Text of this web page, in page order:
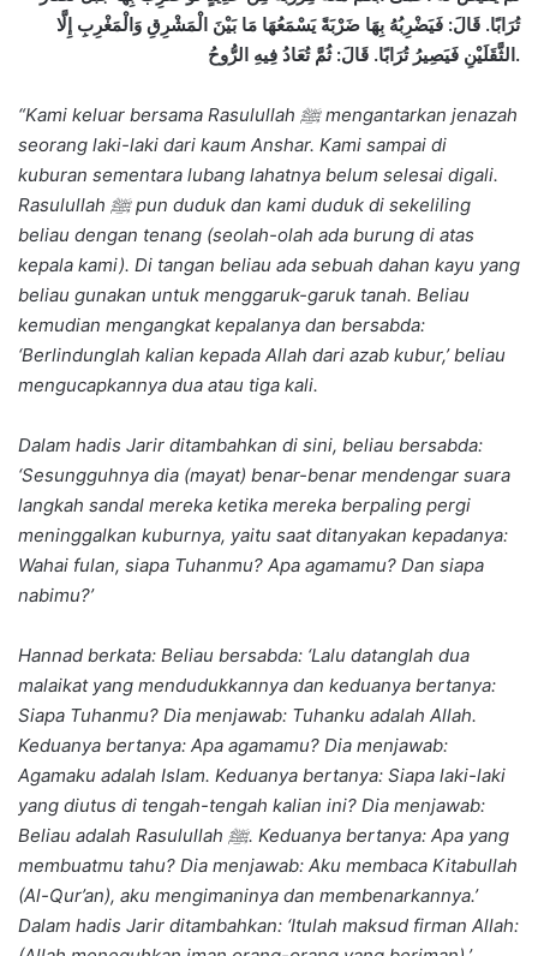
تُرَابًا. قَالَ: فَيَضْرِبُهُ بِهَا ضَرْبَةً يَسْمَعُهَا مَا بَيْنَ الْمَشْرِقِ وَالْمَغْرِبِ إِلَّا
الثَّقَلَيْنِ فَيَصِيرُ تُرَابًا. قَالَ: ثُمَّ تُعَادُ فِيهِ الرُّوحُ.
“Kami keluar bersama Rasulullah ﷺmengantarkan jenazah
seorang laki-laki dari kaum Anshar. Kami sampai di
kuburan sementara lubang lahatnya belum selesai digali.
Rasulullah ﷺpun duduk dan kami duduk di sekeliling
beliau dengan tenang (seolah-olah ada burung di atas
kepala kami). Di tangan beliau ada sebuah dahan kayu yang
beliau gunakan untuk menggaruk-garuk tanah. Beliau
kemudian mengangkat kepalanya dan bersabda:
‘Berlindunglah kalian kepada Allah dari azab kubur,’ beliau
mengucapkannya dua atau tiga kali.
Dalam hadis Jarir ditambahkan di sini, beliau bersabda:
‘Sesungguhnya dia (mayat) benar-benar mendengar suara
langkah sandal mereka ketika mereka berpaling pergi
meninggalkan kuburnya, yaitu saat ditanyakan kepadanya:
Wahai fulan, siapa Tuhanmu? Apa agamamu? Dan siapa
nabimu?’
Hannad berkata: Beliau bersabda: ‘Lalu datanglah dua
malaikat yang mendudukkannya dan keduanya bertanya:
Siapa Tuhanmu? Dia menjawab: Tuhanku adalah Allah.
Keduanya bertanya: Apa agamamu? Dia menjawab:
Agamaku adalah Islam. Keduanya bertanya: Siapa laki-laki
yang diutus di tengah-tengah kalian ini? Dia menjawab:
Beliau adalah Rasulullah ﷺ. Keduanya bertanya: Apa yang
membuatmu tahu? Dia menjawab: Aku membaca Kitabullah
(Al-Qur’an), aku mengimaninya dan membenarkannya.’
Dalam hadis Jarir ditambahkan: ‘Itulah maksud firman Allah: